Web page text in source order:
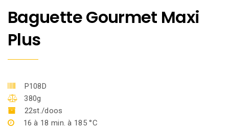
Baguette Gourmet Maxi
Plus
P108D
380g
22st./doos
16 à 18 min. à 185 °C